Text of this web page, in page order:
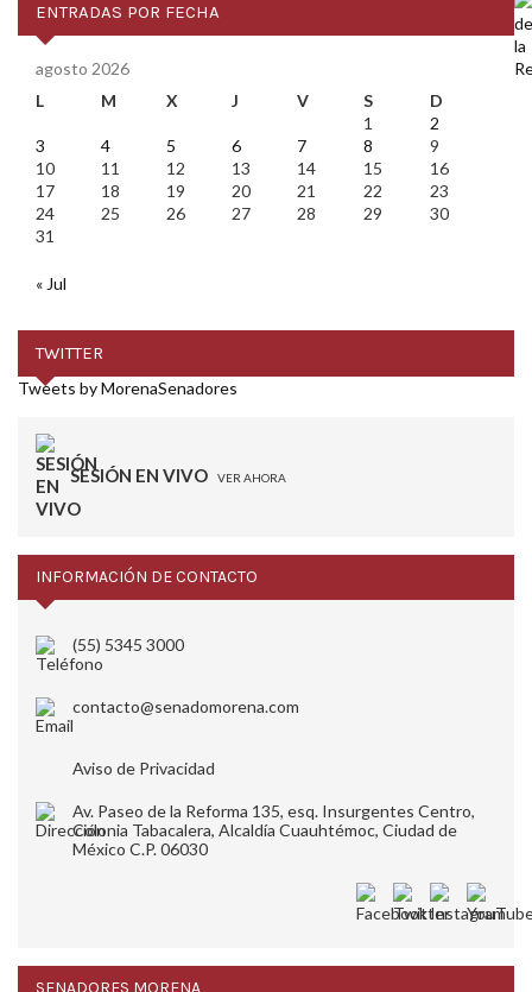
ENTRADAS POR FECHA
agosto 2026
L
M X J V S
D
1
2
3
4 5 6 7 8
9
10
11 12 13 14 15
16
17
18 19 20 21 22
23
24
25 26 27 28 29
30
31
« Jul
TWITTER
Tweets by MorenaSenadores
SESIÓN EN VIVO VER AHORA
INFORMACIÓN DE CONTACTO
(55) 5345 3000
contacto@senadomorena.com
Aviso de Privacidad
Av. Paseo de la Reforma 135, esq. Insurgentes Centro,
Colonia Tabacalera, Alcaldía Cuauhtémoc, Ciudad de
México C.P. 06030
SENADORES MORENA